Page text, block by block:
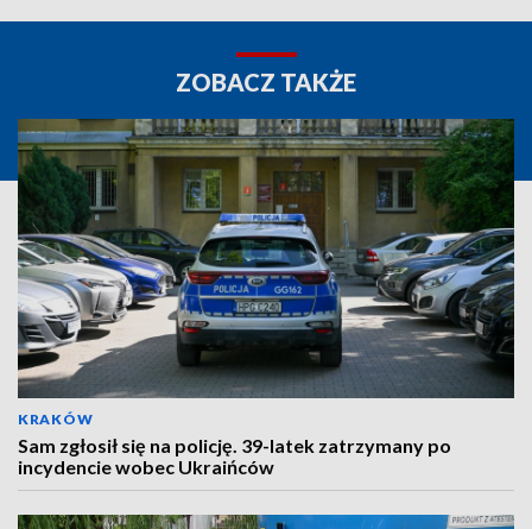
ZOBACZ TAKŻE
KRAKÓW
Sam zgłosił się na policję. 39-latek zatrzymany po
incydencie wobec Ukraińców